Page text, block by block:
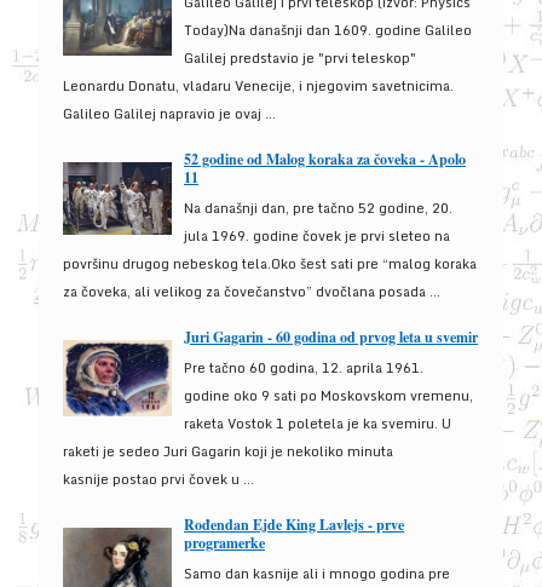
Today)Na današnji dan 1609. godine Galileo
Galilej predstavio je "prvi teleskop"
Leonardu Donatu, vladaru Venecije, i njegovim savetnicima.
Galileo Galilej napravio je ovaj ...
52 godine od Malog koraka za čoveka - Apolo
11
Na današnji dan, pre tačno 52 godine, 20.
jula 1969. godine čovek je prvi sleteo na
površinu drugog nebeskog tela.Oko šest sati pre “malog koraka
za čoveka, ali velikog za čovečanstvo” dvočlana posada ...
Juri Gagarin - 60 godina od prvog leta u svemir
Pre tačno 60 godina, 12. aprila 1961.
godine oko 9 sati po Moskovskom vremenu,
raketa Vostok 1 poletela je ka svemiru. U
raketi je sedeo Juri Gagarin koji je nekoliko minuta
kasnije postao prvi čovek u ...
Rođendan Ejde King Lavlejs - prve
programerke
Samo dan kasnije ali i mnogo godina pre